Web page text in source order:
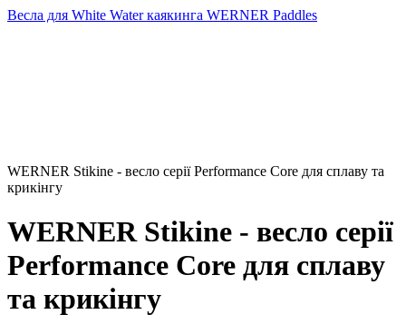
Весла для White Water каякинга WERNER Paddles
WERNER Stikine - весло серії Performance Core для сплаву та
крикінгу
WERNER Stikine - весло серії
Performance Core для сплаву
та крикінгу